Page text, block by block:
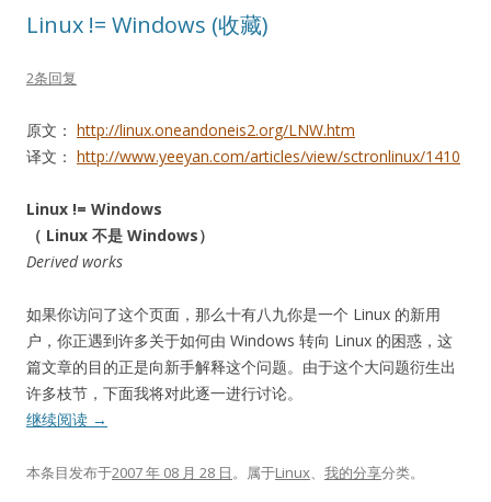
Linux != Windows (收藏)
2条回复
原文： http://linux.oneandoneis2.org/LNW.htm
译文： http://www.yeeyan.com/articles/view/sctronlinux/1410
Linux != Windows
（ Linux 不是 Windows）
Derived works
如果你访问了这个页面，那么十有八九你是一个 Linux 的新用
户，你正遇到许多关于如何由 Windows 转向 Linux 的困惑，这
篇文章的目的正是向新手解释这个问题。由于这个大问题衍生出
许多枝节，下面我将对此逐一进行讨论。
继续阅读 →
本条目发布于2007 年 08 月 28 日。属于Linux、 我的分享分类。